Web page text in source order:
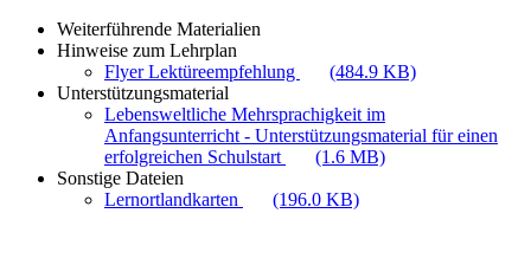
Weiterführende Materialien
Hinweise zum Lehrplan
Flyer Lektüreempfehlung
(484.9 KB)
Unterstützungsmaterial
Lebensweltliche Mehrsprachigkeit im
Anfangsunterricht - Unterstützungsmaterial für einen
erfolgreichen Schulstart
(1.6 MB)
Sonstige Dateien
Lernortlandkarten
(196.0 KB)